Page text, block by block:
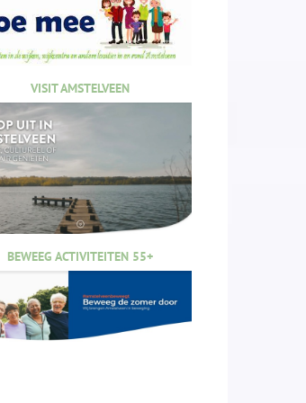
VISIT AMSTELVEEN
BEWEEG ACTIVITEITEN 55+